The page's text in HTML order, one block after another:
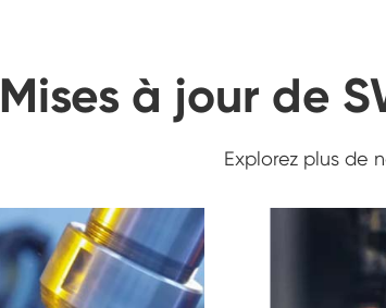
Mises à jour de
Explorez plus de